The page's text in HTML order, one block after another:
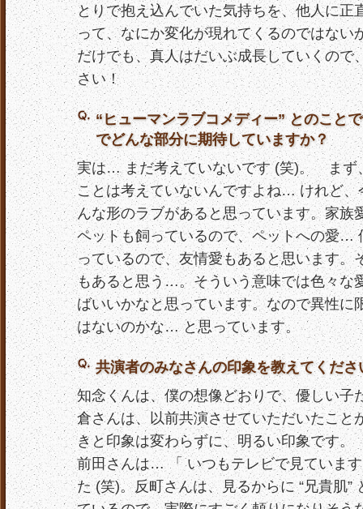
とりで抱え込んでいた気持ちを、他人に正
って、なにか変化が現れてくるのではない
だけでも、真人はだいぶ成長していくので
さい！
“ヒューマンラブコメディー” とのこと
でどんな部分に期待していますか？
実は… まだ考えていないです (笑)。 まず
ことは考えていないんですよね… けれど、
んな形のラブがあると思っています。家族
ペットも飼っているので、ペットへの愛…
っているので、友情愛もあると思います。
もあると思う…。そういう意味では色々な
ばいいかなと思っています。なので異性に
はないのかな… と思っています。
共演者のみなさんの印象を教えてくださ
知念くんは、僕の想像どおりで、優しい子
倉さんは、以前共演させていただいたこと
きと印象は変わらずに、明るい印象です。
前田さんは… 「 いつもテレビで見ていま
た (笑)。反町さんは、見るからに “兄貴肌”